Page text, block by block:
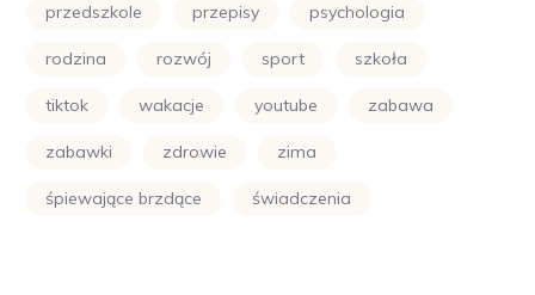
przedszkole przepisy psychologia
rodzina rozwój sport szkoła
tiktok wakacje youtube zabawa
zabawki zdrowie zima
śpiewające brzdące świadczenia